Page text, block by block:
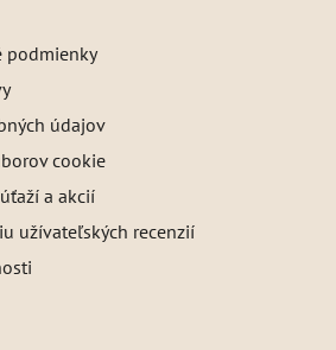
podmienky
údajov
cookie
a akcií
užívateľských recenzií